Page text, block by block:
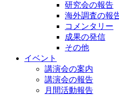
研究会の報告
海外調査の報
コメンタリー
成果の発信
その他
イベント
講演会の案内
講演会の報告
月間活動報告